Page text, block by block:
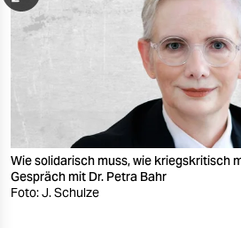
wahrheit
veranstaltungen
shop
Wie solidarisch muss, wie kriegskritisch
Gespräch mit Dr. Petra Bahr
Foto: J. Schulze